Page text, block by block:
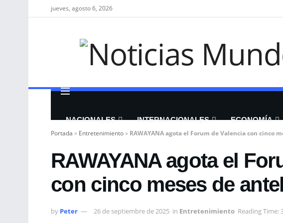
jueves, agosto 6, 2026
NACIONALES INTERNACIONALES ECONOMÍA
Portada » Entretenimiento» RAWAYANA agota el Forum de Valencia con cinco
RAWAYANA agota el
con cinco meses de
by Peter 26 de septiembre de 2025 in Entretenimiento Reading Time: